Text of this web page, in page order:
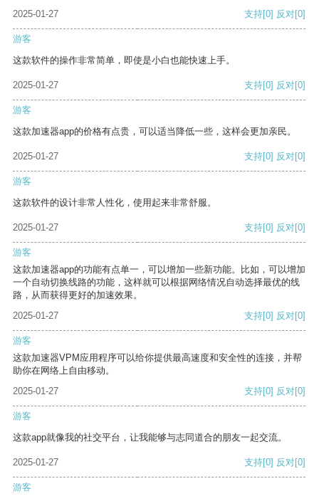
2025-01-27 支持[0] 反对[0]
游客
这款软件的操作非常简单，即使是小白也能快速上手。
2025-01-27 支持[0] 反对[0]
游客
这款加速器app的价格有点贵，可以适当降低一些，这样会更加亲民。
2025-01-27 支持[0] 反对[0]
游客
这款软件的设计非常人性化，使用起来非常舒服。
2025-01-27 支持[0] 反对[0]
游客
这款加速器app的功能有点单一，可以增加一些新功能。比如，可以增加
一个自动切换线路的功能，这样就可以根据网络情况自动选择最优的线
路，从而获得更好的加速效果。
2025-01-27
支持[0] 反对[0]
游客
这款加速器VPM应用程序可以给你提供最高速度和安全性的连接，并帮
助你在网络上自由移动。
2025-01-27
支持[0] 反对[0]
游客
这款app就像我的社交平台，让我能够与志同道合的朋友一起交流。
2025-01-27 支持[0] 反对[0]
游客